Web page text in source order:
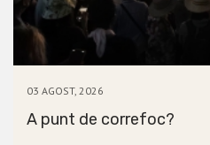
03 AGOST, 2026
A punt de correfoc?